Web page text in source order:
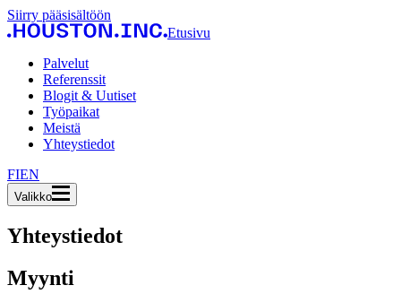
Siirry pääsisältöön
Etusivu
Palvelut
Referenssit
Blogit & Uutiset
Työpaikat
Meistä
Yhteystiedot
FIEN
Valikko
Yhteystiedot
Myynti